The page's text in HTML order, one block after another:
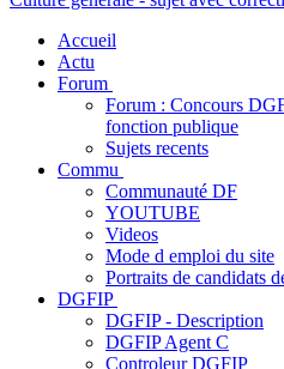
Accueil
Actu
Forum
Forum : Concours
fonction publique
Sujets recents
Commu
Communauté DF
YOUTUBE
Videos
Mode d emploi du site
Portraits de candidats
DGFIP
DGFIP - Description
DGFIP Agent C
Controleur DGFIP